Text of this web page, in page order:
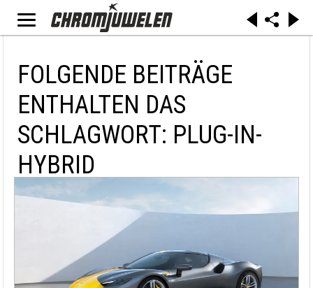
FOLGENDE BEITRÄGE
ENTHALTEN DAS
SCHLAGWORT: PLUG-IN-
HYBRID